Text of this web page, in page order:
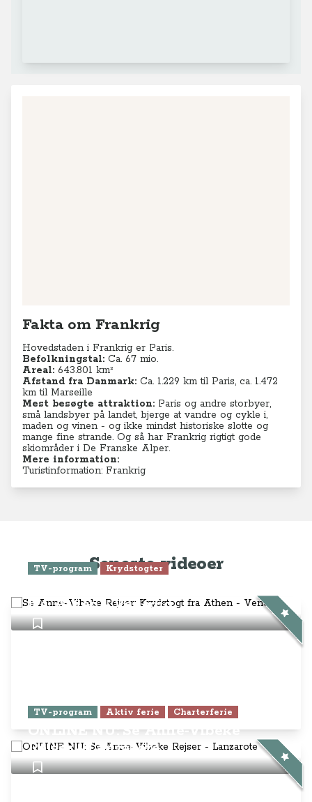
Fakta om Frankrig
Hovedstaden i Frankrig er Paris.
Befolkningstal: Ca. 67 mio.
Areal: 643.801 km²
Afstand fra Danmark: Ca. 1.229 km til Paris, ca. 1.472
km til Marseille
Mest besøgte attraktion: Paris og andre storbyer,
små landsbyer på landet, bjerge at vandre og cykle i,
maden og vinen - og ikke mindst historiske slotte og
mange fine strande. Og så har Frankrig rigtigt gode
skiområder i De Franske Alper.
Mere information:
Turistinformation: Frankrig
Seneste videoer
TV-program Krydstogter
fra Athen - Venedig
TV-program Aktiv ferie Charterferie
ONLINE NU: Se Anne-Vibeke
Rejser - Lanzarote